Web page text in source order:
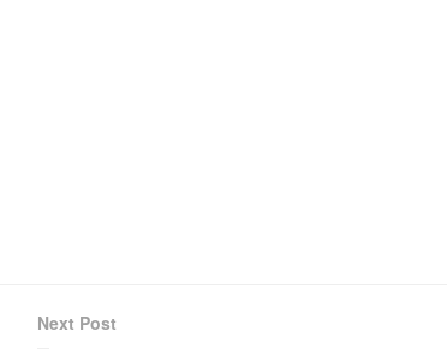
Next Post